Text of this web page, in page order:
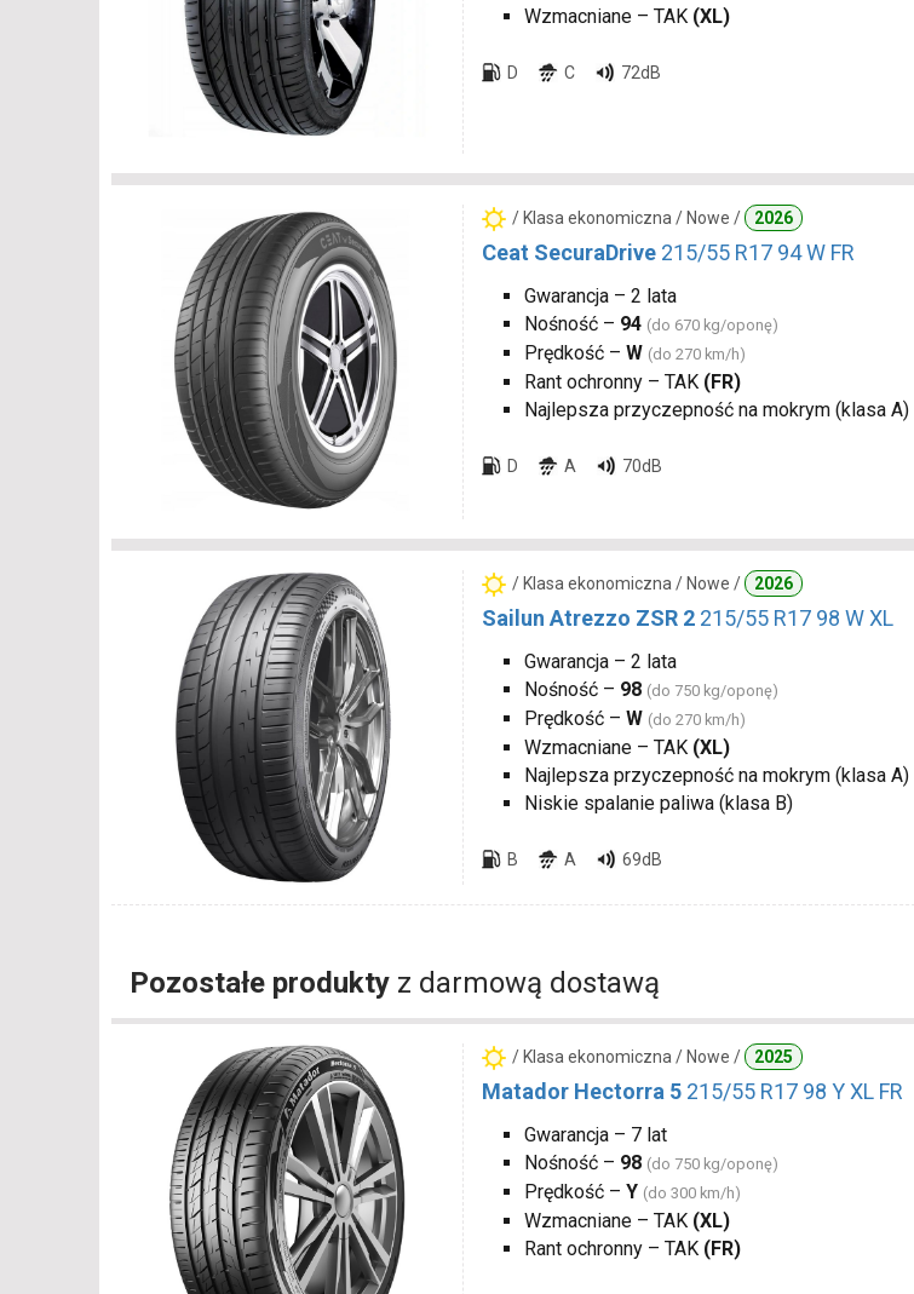
Wzmacniane – TAK (XL)
D C 72dB
/ Klasa ekonomiczna / Nowe / 2026
Ceat SecuraDrive 215/55 R17 94 W FR
Gwarancja – 2 lata
Nośność – 94 (do 670 kg/oponę)
Prędkość – W (do 270 km/h)
Rant ochronny – TAK (FR)
Najlepsza przyczepność na mokrym (klasa A)
D A 70dB
/ Klasa ekonomiczna / Nowe / 2026
Sailun Atrezzo ZSR 2 215/55 R17 98 W XL
Gwarancja – 2 lata
Nośność – 98 (do 750 kg/oponę)
Prędkość – W (do 270 km/h)
Wzmacniane – TAK (XL)
Najlepsza przyczepność na mokrym (klasa A)
Niskie spalanie paliwa (klasa B)
B A 69dB
Pozostałe produkty z darmową dostawą
/ Klasa ekonomiczna / Nowe / 2025
Matador Hectorra 5 215/55 R17 98 Y XL FR
Gwarancja – 7 lat
Nośność – 98 (do 750 kg/oponę)
Prędkość – Y (do 300 km/h)
Wzmacniane – TAK (XL)
Rant ochronny – TAK (FR)